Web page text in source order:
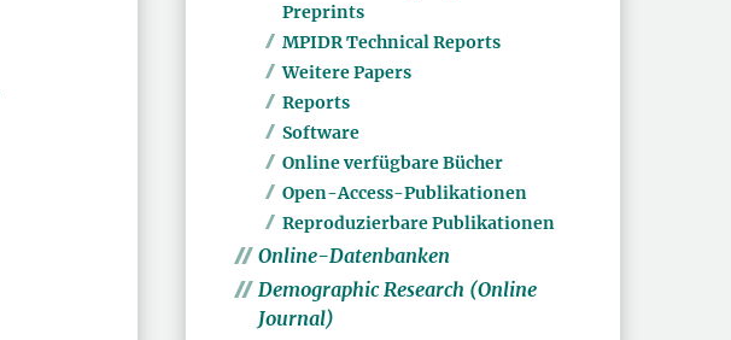
Preprints
MPIDR Technical Reports
Weitere Papers
Reports
Software
Online verfügbare Bücher
Open-Access-Publikationen
Reproduzierbare Publikationen
Online-Datenbanken
Demographic Research (Online
Journal)